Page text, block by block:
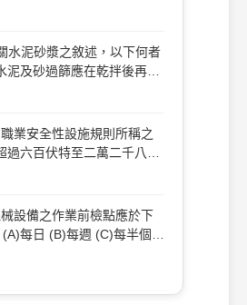
使用於牆面粉光之水泥砂
砂漿品質 (D)砂中含有沉
、鹽類時可以增加砂之細
水泥砂漿之敘述，以下何者
泥及砂過篩應在乾拌後再進
砂漿時，材料放入拌合鐵板
粉底如砂漿太濕，可撒水泥
於其上，使其乾燥後再行粉
業安全性設施規則所稱之
過六百伏特至二萬二千八百
超過二萬二千八百伏特之電
壓 。
設備之作業前檢點應於下
每日 (B)每週 (C)每半個月